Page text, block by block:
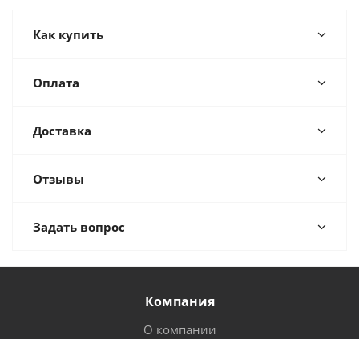
Как купить
Оплата
Доставка
Отзывы
Задать вопрос
Компания
О компании